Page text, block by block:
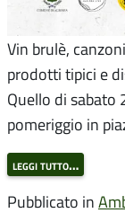
Vin brulè,
prodotti tipici e
Quello di sabato
pomeriggio in
leggi tutto…
Pubblicato in